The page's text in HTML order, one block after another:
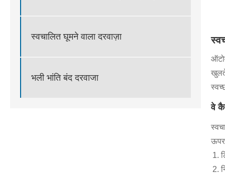
स्वचालित घूमने वाला दरवाज़ा
भली भांति बंद दरवाजा
खुलते
वे
ऊपर